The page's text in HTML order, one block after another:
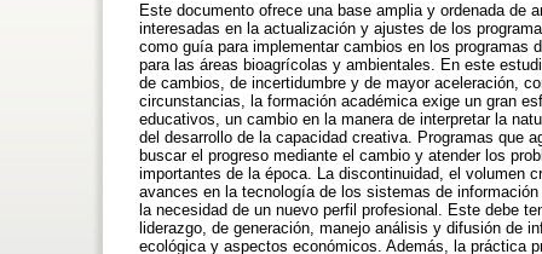
Este documento ofrece una base amplia y ordenada
interesadas en la actualización y ajustes de los
como guía para implementar cambios en los programas
para las áreas bioagrícolas y ambientales. En este
de cambios, de incertidumbre y de mayor aceleración,
circunstancias, la formación académica exige un gran
educativos, un cambio en la manera de interpretar la
del desarrollo de la capacidad creativa. Programas que
buscar el progreso mediante el cambio y atender los
importantes de la época. La discontinuidad, el volumen
avances en la tecnología de los sistemas de
la necesidad de un nuevo perfil profesional. Este debe
liderazgo, de generación, manejo análisis y difusión de
ecológica y aspectos económicos. Además, la práctica